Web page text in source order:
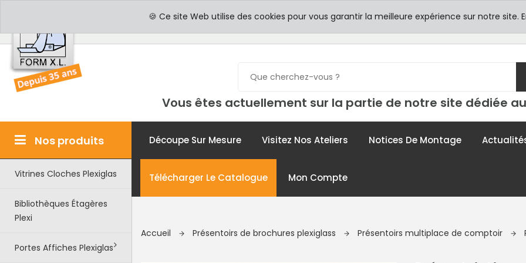
PROFESSIONNELS PARTICULIERS 8h00 -
Vous êtes actuellement sur la partie de notre site dédiée
Nos produits
Vitrines Cloches Plexiglas
Bibliothèques Étagères
Plexi
Portes Affiches Plexiglas
Découpe Sur Mesure Visitez Nos Ateliers Notices De Montage
Télécharger Le Catalogue Mon Compte
Accueil Présentoirs de brochures plexiglass Présentoirs multiplace de comptoir
🍪 Ce site Web utilise des cookies pour vous garantir la meilleure expérience sur notre site.